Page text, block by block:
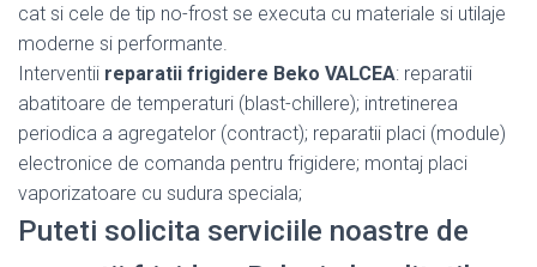
cat si cele de tip no-frost se executa cu materiale si utilaje
moderne si performante.
Interventii reparatii frigidere Beko VALCEA: reparatii
abatitoare de temperaturi (blast-chillere); intretinerea
periodica a agregatelor (contract); reparatii placi (module)
electronice de comanda pentru frigidere; montaj placi
vaporizatoare cu sudura speciala;
Puteti solicita serviciile noastre de